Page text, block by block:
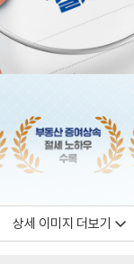
상세 이미지 더보기